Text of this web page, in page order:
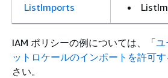
ListImports
IAM ポリシーの例については、「ユ
ットロケールのインポートを許可す
さい。